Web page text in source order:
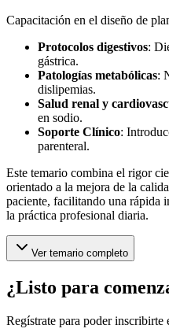
Capacitación en el diseño de
Protocolos digestivos:
gástrica.
Patologías metabólicas:
dislipemias.
Salud renal y
en sodio.
Soporte Clínico:
parenteral.
Este temario combina el rigor
orientado a la mejora de la
paciente, facilitando una rápida
la práctica profesional diaria.
Ver temario completo
¿Listo para
Regístrate para poder inscribirte